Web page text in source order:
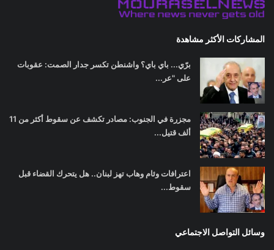
المشاركات الأكثر مشاهدة
برّي... باي باي؟ واشنطن تكسر جدار الصمت: عقوبات
على "عر...
مجزرة في الجنوب: مصادر تكشف عن سقوط أكثر من 11
ألف قتيل...
اعترافات وئام وهاب تهز لبنان.. هل يتحرك القضاء قبل
سقوط...
وسائل التواصل الاجتماعي